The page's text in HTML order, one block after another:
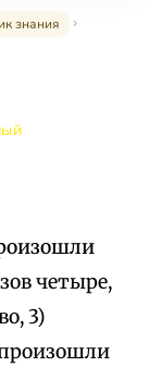
знания
четыре,
3)